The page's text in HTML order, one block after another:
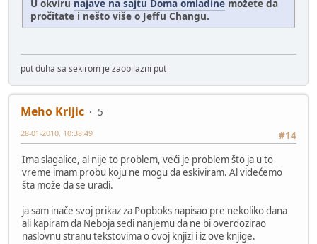
U okviru najave na sajtu Doma omladine možete da
pročitate i nešto više o Jeffu Changu.
put duha sa sekirom je zaobilazni put
Meho Krljic
5
#14
28-01-2010, 10:38:49
Ima slagalice, al nije to problem, veći je problem što ja u to
vreme imam probu koju ne mogu da eskiviram. Al videćemo
šta može da se uradi.
ja sam inače svoj prikaz za Popboks napisao pre nekoliko dana
ali kapiram da Neboja sedi nanjemu da ne bi overdozirao
naslovnu stranu tekstovima o ovoj knjizi i iz ove knjige.